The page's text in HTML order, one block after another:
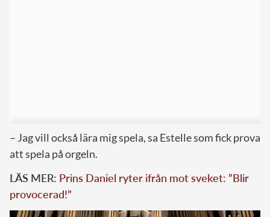
– Jag vill också lära mig spela, sa Estelle som fick prova
att spela på orgeln.
LÄS MER: Prins Daniel ryter ifrån mot sveket: ”Blir
provocerad!”